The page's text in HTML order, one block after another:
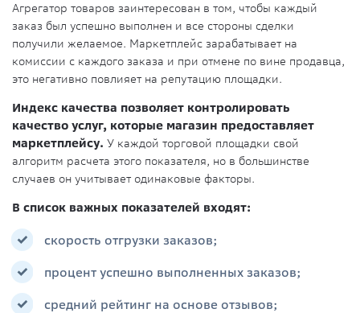
Агрегатор товаров заинтересован в том, чтобы каждый
заказ был успешно выполнен и все стороны сделки
получили желаемое. Маркетплейс зарабатывает на
комиссии с каждого заказа и при отмене по вине продавца,
это негативно повлияет на репутацию площадки.
Индекс качества позволяет контролировать
качество услуг, которые магазин предоставляет
маркетплейсу. У каждой торговой площадки свой
алгоритм расчета этого показателя, но в большинстве
случаев он учитывает одинаковые факторы.
В список важных показателей входят:
скорость отгрузки заказов;
процент успешно выполненных заказов;
средний рейтинг на основе отзывов;